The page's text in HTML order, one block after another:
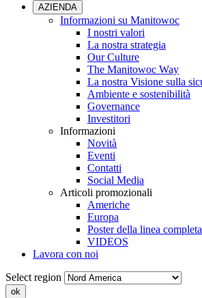
AZIENDA
Informazioni su Manitowoc
I nostri valori
La nostra strategia
Our Culture
The Manitowoc Way
La nostra Visione sulla
Ambiente e sostenibilità
Governance
Investitori
Informazioni
Novità
Eventi
Contatti
Social Media
Articoli promozionali
Americhe
Europa
Poster della linea
VIDEOS
Lavora con noi
Select region